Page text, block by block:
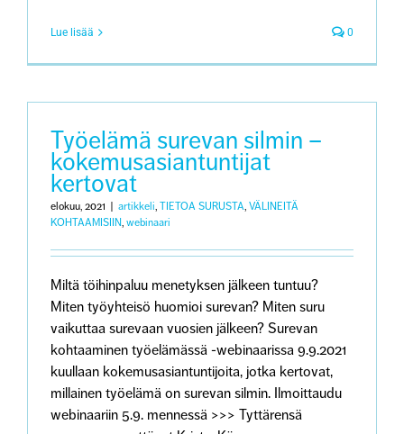
Lue lisää 0
Työelämä surevan silmin –
kokemusasiantuntijat
kertovat
elokuu, 2021 artikkeli, TIETOA SURUSTA, VÄLINEITÄ
KOHTAAMISIIN, webinaari
Miltä töihinpaluu menetyksen jälkeen tuntuu?
Miten työyhteisö huomioi surevan? Miten suru
vaikuttaa surevaan vuosien jälkeen? Surevan
kohtaaminen työelämässä -webinaarissa 9.9.2021
kuullaan kokemusasiantuntijoita, jotka kertovat,
millainen työelämä on surevan silmin. Ilmoittaudu
webinaariin 5.9. mennessä >>> Tyttärensä